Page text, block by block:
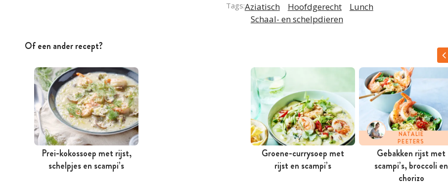
Tags:Aziatisch Hoofdgerecht
Lunch
Schaal- en schelpdieren
Of een ander recept?
Prei-kokossoep met rijst,
schelpjes en scampi’s
Groene-currysoep met
rijst en scampi’s
NATALIE
PEETERS
Gebakken rijst met
scampi’s, broccoli en
chorizo